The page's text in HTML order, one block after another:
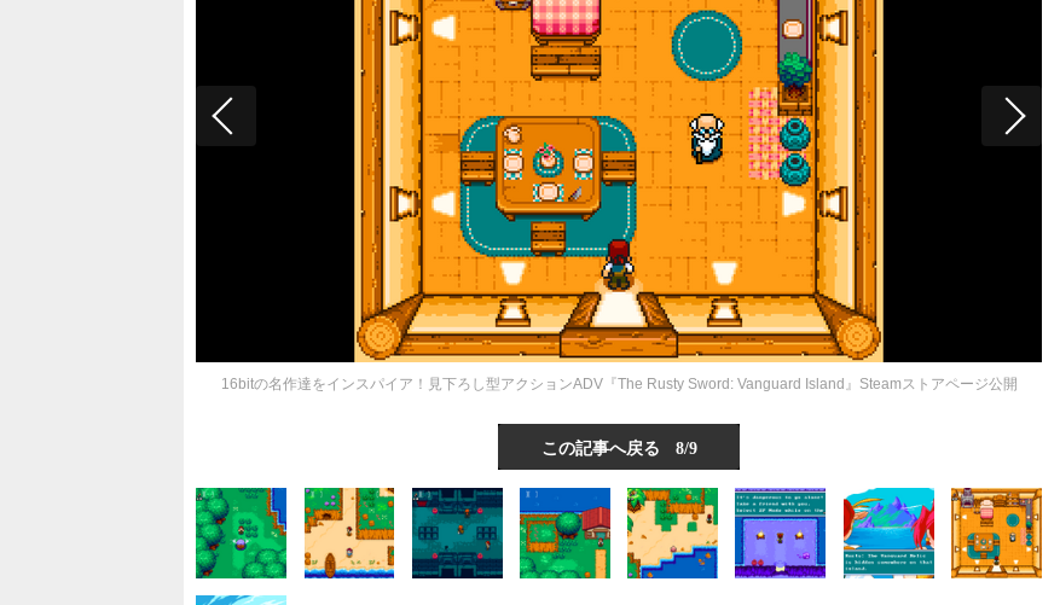
16bitの名作達をインスパイア！見下ろし型アクションADV『The Rusty Sword: Vanguard Island』Steamストアページ公開
この記事へ戻る 8/9